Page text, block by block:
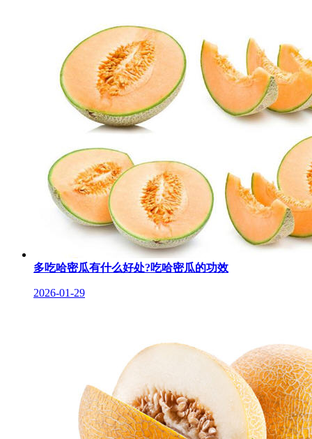
多吃哈密瓜有什么好处?吃哈密瓜的功效
2026-01-29